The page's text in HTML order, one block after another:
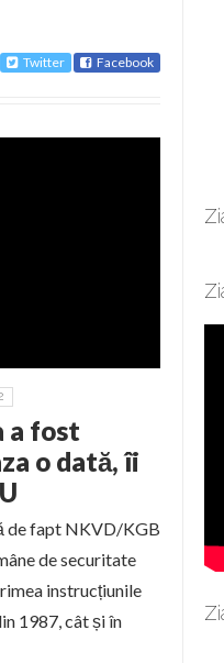
Twitter Facebook
a fost
o dată, îi
de fapt NKVD/KGB
de securitate
instrucțiunile
1987, cât și în